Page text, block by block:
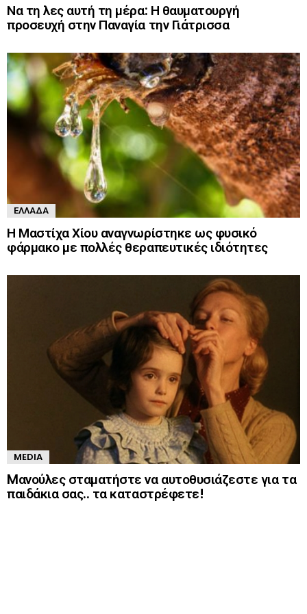
Να τη λες αυτή τη μέρα: Η θαυματουργή
προσευχή στην Παναγία την Γιάτρισσα
ΕΛΛΆΔΑ
Η Μαστίχα Χίου αναγνωρίστηκε ως φυσικό
φάρμακο με πολλές θεραπευτικές ιδιότητες
MEDIA
Mανούλες σταματήστε να αυτοθυσιάζεστε για τα
παιδάκια σας.. τα καταστρέφετε!